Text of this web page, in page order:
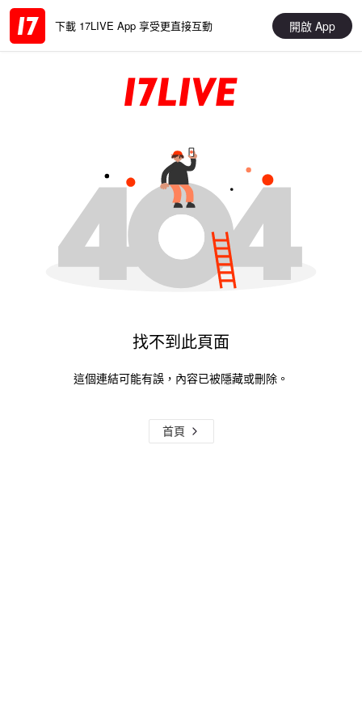
下載 17LIVE App 享受更直接互動 開啟 App
找不到此頁面
這個連結可能有誤，內容已被隱藏或刪除。
首頁